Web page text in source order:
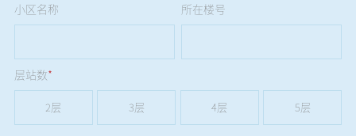
小区名称 所在楼号
层站数*
2层 3层 4层 5层